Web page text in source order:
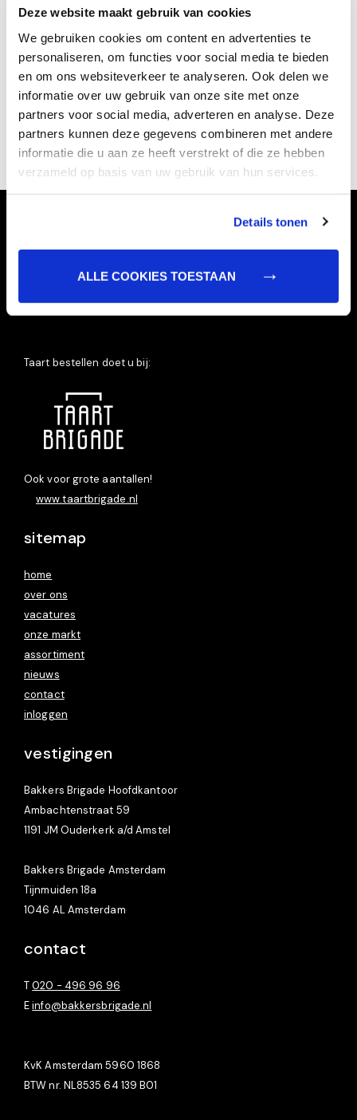
Deze website maakt gebruik van cookies
We gebruiken cookies om content en advertenties te
personaliseren, om functies voor social media te bieden
en om ons websiteverkeer te analyseren. Ook delen we
informatie over uw gebruik van onze site met onze
partners voor social media, adverteren en analyse. Deze
partners kunnen deze gegevens combineren met andere
informatie die u aan ze heeft verstrekt of die ze hebben
verzameld op basis van uw gebruik van hun services.
Details tonen
ALLE COOKIES TOESTAAN
TERUG
Taart bestellen doet u bij:
Ook voor grote aantallen!
www.taartbrigade.nl
sitemap
home
over ons
vacatures
onze markt
assortiment
nieuws
contact
inloggen
vestigingen
Bakkers Brigade Hoofdkantoor
Ambachtenstraat 59
1191 JM Ouderkerk a/d Amstel
Bakkers Brigade Amsterdam
Tijnmuiden 18a
1046 AL Amsterdam
contact
T020 - 496 96 96
Einfo@bakkersbrigade.nl
KvK Amsterdam 5960 1868
BTW nr. NL8535 64 139 B01